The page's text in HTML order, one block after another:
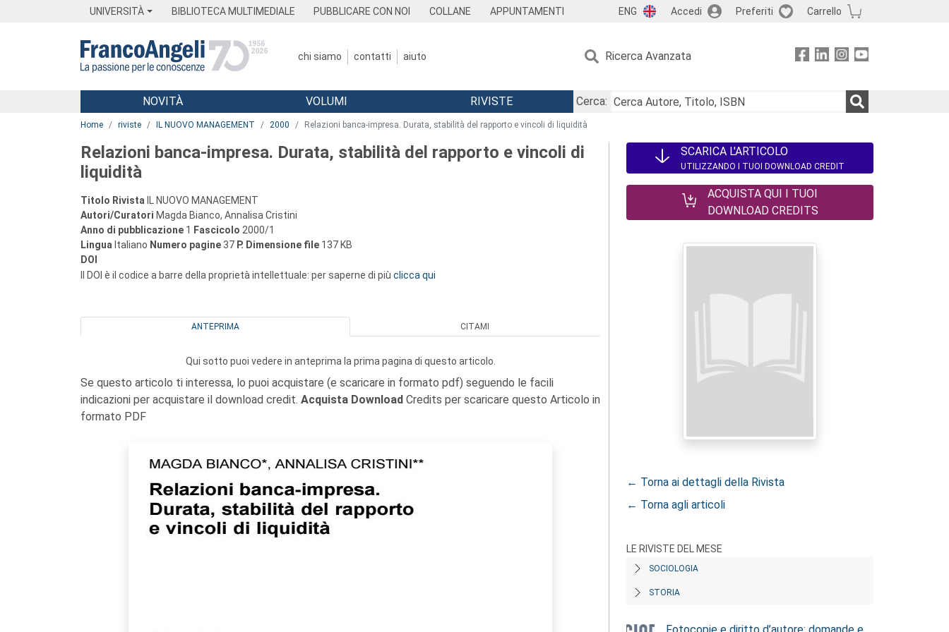
UNIVERSITÀ BIBLIOTECA MULTIMEDIALE PUBBLICARE CON NOI COLLANE APPUNTAMENTI ENG Accedi Preferiti Carrello
chi siamo contatti aiuto Ricerca Avanzata
Menu
NOVITÀ VOLUMI RIVISTE
Cerca:
Home riviste IL NUOVO MANAGEMENT 2000 Relazioni banca-impresa. Durata, stabilità del rapporto e vincoli di liquidità
Relazioni banca-impresa. Durata, stabilità del rapporto e vincoli di
liquidità
Titolo Rivista IL NUOVO MANAGEMENT
Autori/Curatori Magda Bianco, Annalisa Cristini
Anno di pubblicazione 1 Fascicolo 2000/1
Lingua Italiano Numero pagine 37 P. Dimensione file 137 KB
DOI
Il DOI è il codice a barre della proprietà intellettuale: per saperne di più clicca qui
ANTEPRIMA CITAMI
Qui sotto puoi vedere in anteprima la prima pagina di questo articolo.
Se questo articolo ti interessa, lo puoi acquistare (e scaricare in formato pdf) seguendo le facili
indicazioni per acquistare il download credit. Acquista Download Credits per scaricare questo Articolo in
formato PDF
SCARICA L'ARTICOLO
UTILIZZANDO I TUOI DOWNLOAD CREDIT
ACQUISTA QUI I TUOI
DOWNLOAD CREDITS
← Torna ai dettagli della Rivista
← Torna agli articoli
LE RIVISTE DEL MESE
SOCIOLOGIA
STORIA